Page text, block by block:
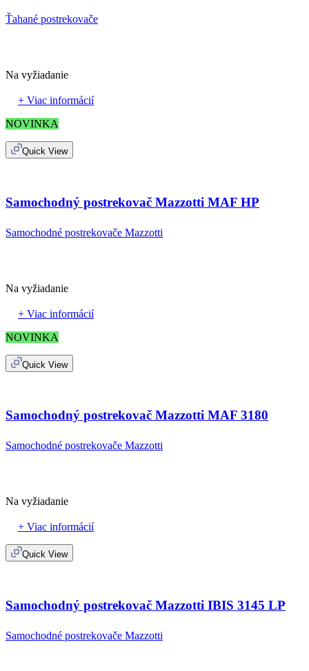
Ťahané postrekovače
Na vyžiadanie
+ Viac informácií
NOVINKA
Quick View
Samochodný postrekovač Mazzotti MAF HP
Samochodné postrekovače Mazzotti
Na vyžiadanie
+ Viac informácií
NOVINKA
Quick View
Samochodný postrekovač Mazzotti MAF 3180
Samochodné postrekovače Mazzotti
Na vyžiadanie
+ Viac informácií
Quick View
Samochodný postrekovač Mazzotti IBIS 3145 LP
Samochodné postrekovače Mazzotti